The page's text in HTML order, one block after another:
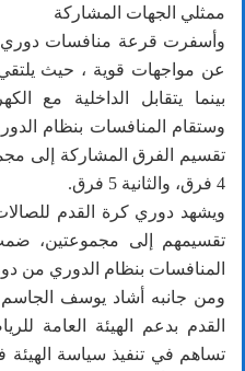
ممثلي الجهات المشاركة
عن مواجهات قوية ، حيث يلتقي
بينما يتقابل الداخلية مع
وستقام المنافسات بنظام
تقسيم الفرق المشاركة إلى
4 فرق، والثانية 5 فرق.
المنافسات بنظام الدوري من
ومن جانبه أشاد يوسف الجاسم
القدم بدعم الهيئة العامة
تساهم في تنفيذ سياسة الهيئة